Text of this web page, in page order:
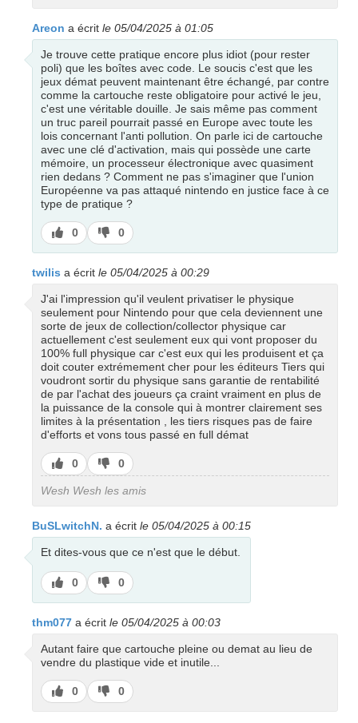
Areon a écrit le 05/04/2025 à 01:05
Je trouve cette pratique encore plus idiot (pour rester
poli) que les boîtes avec code. Le soucis c'est que les
jeux démat peuvent maintenant être échangé, par contre
comme la cartouche reste obligatoire pour activé le jeu,
c'est une véritable douille. Je sais même pas comment
un truc pareil pourrait passé en Europe avec toute les
lois concernant l'anti pollution. On parle ici de cartouche
avec une clé d'activation, mais qui possède une carte
mémoire, un processeur électronique avec quasiment
rien dedans ? Comment ne pas s'imaginer que l'union
Européenne va pas attaqué nintendo en justice face à ce
type de pratique ?
J’aime
0
J’aime
pas
0
twilis a écrit le 05/04/2025 à 00:29
J'ai l'impression qu'il veulent privatiser le physique
seulement pour Nintendo pour que cela deviennent une
sorte de jeux de collection/collector physique car
actuellement c'est seulement eux qui vont proposer du
100% full physique car c'est eux qui les produisent et ça
doit couter extrémement cher pour les éditeurs Tiers qui
voudront sortir du physique sans garantie de rentabilité
de par l'achat des joueurs ça craint vraiment en plus de
la puissance de la console qui à montrer clairement ses
limites à la présentation , les tiers risques pas de faire
d'efforts et vons tous passé en full démat
J’aime
0
J’aime
pas
0
Wesh Wesh les amis
BuSLwitchN. a écrit le 05/04/2025 à 00:15
Et dites-vous que ce n'est que le début.
J’aime
0
J’aime
pas
0
thm077 a écrit le 05/04/2025 à 00:03
Autant faire que cartouche pleine ou demat au lieu de
vendre du plastique vide et inutile...
J’aime
0
J’aime
pas
0